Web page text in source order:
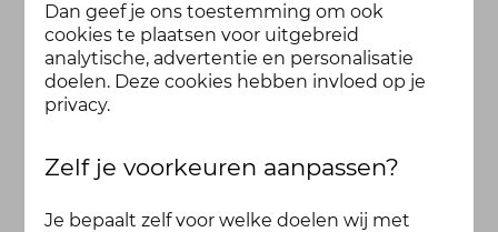
Dan geef je ons toestemming om ook
cookies te plaatsen voor uitgebreid
analytische, advertentie en personalisatie
doelen. Deze cookies hebben invloed op je
privacy.
Zelf je voorkeuren aanpassen?
Je bepaalt zelf voor welke doelen wij met